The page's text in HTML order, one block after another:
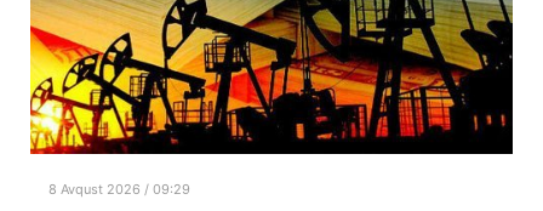
8 Avqust 2026 / 09:29